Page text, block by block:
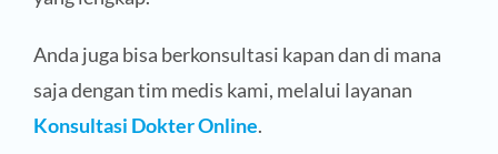
Anda juga bisa berkonsultasi kapan dan di mana
saja dengan tim medis kami, melalui layanan
Konsultasi Dokter Online.